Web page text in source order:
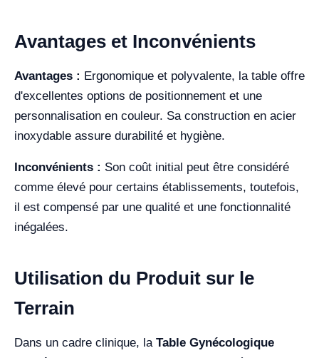
Avantages et Inconvénients
Avantages : Ergonomique et polyvalente, la table offre
d'excellentes options de positionnement et une
personnalisation en couleur. Sa construction en acier
inoxydable assure durabilité et hygiène.
Inconvénients : Son coût initial peut être considéré
comme élevé pour certains établissements, toutefois,
il est compensé par une qualité et une fonctionnalité
inégalées.
Utilisation du Produit sur le
Terrain
Dans un cadre clinique, la Table Gynécologique